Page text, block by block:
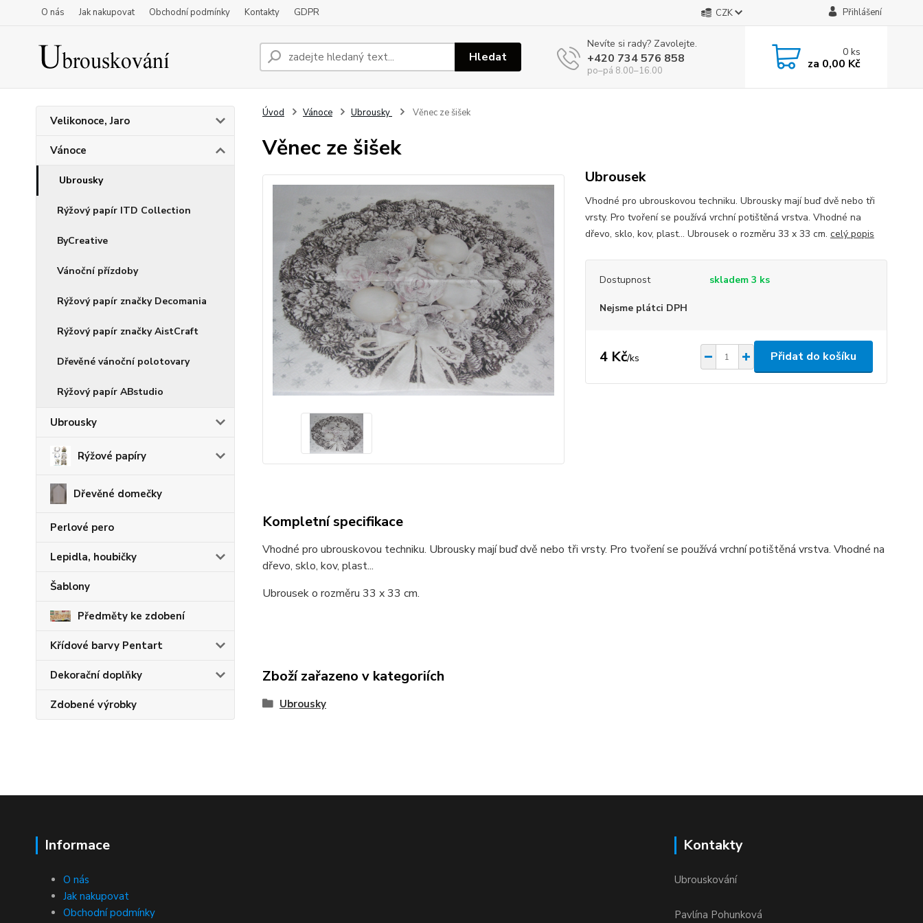
O nás Jak nakupovat Obchodní podmínky Kontakty GDPR CZK Přihlášení
Hledat
Nevíte si rady? Zavolejte.
+420 734 576 858
po–pá 8.00–16.00
0ks
za 0,00 Kč
Velikonoce, Jaro
Vánoce
Ubrousky
Rýžový papír ITD Collection
ByCreative
Vánoční přízdoby
Rýžový papír značky Decomania
Rýžový papír značky AistCraft
Dřevěné vánoční polotovary
Rýžový papír ABstudio
Ubrousky
Rýžové papíry
Dřevěné domečky
Perlové pero
Lepidla, houbičky
Šablony
Předměty ke zdobení
Křídové barvy Pentart
Dekorační doplňky
Zdobené výrobky
Úvod Vánoce Ubrousky Věnec ze šišek
Věnec ze šišek
Ubrousek
Vhodné pro ubrouskovou techniku. Ubrousky mají buď dvě nebo tři
vrsty. Pro tvoření se používá vrchní potištěná vrstva. Vhodné na
dřevo, sklo, kov, plast... Ubrousek o rozměru 33 x 33 cm. celý popis
Dostupnost skladem 3 ks
Nejsme plátci DPH
4 Kč/ks Přidat do košíku
Kompletní specifikace
Vhodné pro ubrouskovou techniku. Ubrousky mají buď dvě nebo tři vrsty. Pro tvoření se používá vrchní potištěná vrstva. Vhodné na
dřevo, sklo, kov, plast...
Ubrousek o rozměru 33 x 33 cm.
Zboží zařazeno v kategoriích
Ubrousky
Informace
O nás
Jak nakupovat
Obchodní podmínky
Kontakty
Ubrouskování
Pavlína Pohunková